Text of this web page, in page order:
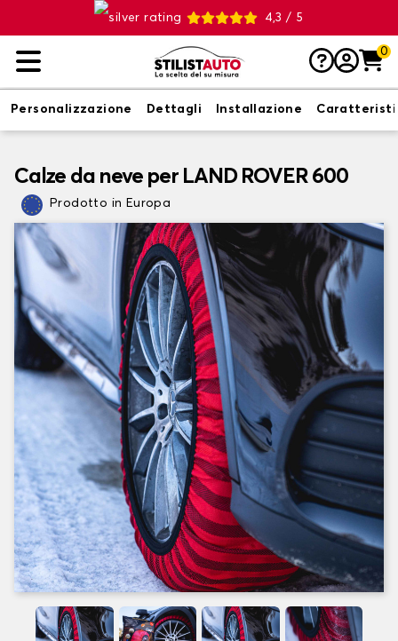
4,3 / 5
0
Personalizzazione Dettagli Installazione
Calze da neve per LAND ROVER 600
Prodotto in Europa